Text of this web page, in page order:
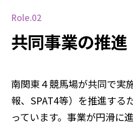
Role.02
共同事業の推進
南関東４競馬場が共同で実
報、SPAT4等）を推進する
っています。事業が円滑に